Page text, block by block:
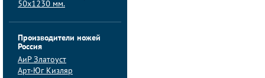
50x1230 мм.
Производители ножей
Россия
АиP Златоуст
Арт-Юг Кизляр